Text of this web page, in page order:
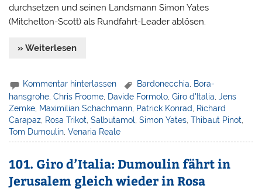
durchsetzen und seinen Landsmann Simon Yates
(Mitchelton-Scott) als Rundfahrt-Leader ablösen.
» Weiterlesen
Kommentar hinterlassen Bardonecchia
Bora-
hansgrohe ,Chris Froome Davide Formolo ,Giro d'Italia ,Jens
Zemke Maximilian Schachmann Patrick Konrad Richard
Carapaz Rosa Trikot ,Salbutamol ,Simon Yates ,Thibaut Pinot
Tom Dumoulin ,Venaria Reale
101. Giro d’Italia: Dumoulin fährt in
Jerusalem gleich wieder in Rosa